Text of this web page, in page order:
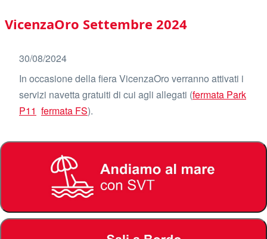
Main
navigation
VicenzaOro Settembre 2024
30/08/2024
In occasione della fiera VicenzaOro verranno attivati i
servizi navetta gratuiti di cui agli allegati (fermata Park
P11 fermata FS).